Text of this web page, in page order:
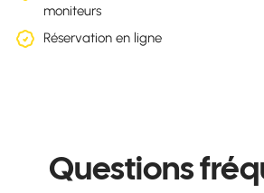
moniteurs
Réservation en ligne
Questions